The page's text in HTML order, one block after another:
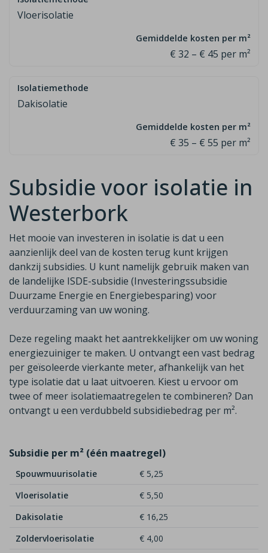
Vloerisolatie
€ 32 – € 45 per m²
Dakisolatie
€ 35 – € 55 per m²
Subsidie voor isolatie in
Westerbork
Het mooie van investeren in isolatie is dat u een
aanzienlijk deel van de kosten terug kunt krijgen
dankzij subsidies. U kunt namelijk gebruik maken van
de landelijke ISDE-subsidie (Investeringssubsidie
Duurzame Energie en Energiebesparing) voor
verduurzaming van uw woning.
Deze regeling maakt het aantrekkelijker om uw woning
energiezuiniger te maken. U ontvangt een vast bedrag
per geïsoleerde vierkante meter, afhankelijk van het
type isolatie dat u laat uitvoeren. Kiest u ervoor om
twee of meer isolatiemaatregelen te combineren? Dan
ontvangt u een verdubbeld subsidiebedrag per m².
Subsidie per m² (één maatregel)
Spouwmuurisolatie
€ 5,25
Vloerisolatie
€ 5,50
Dakisolatie
€ 16,25
Zoldervloerisolatie
€ 4,00